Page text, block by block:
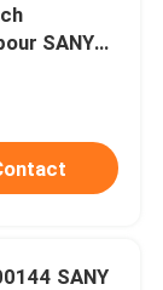
SANY
SANY